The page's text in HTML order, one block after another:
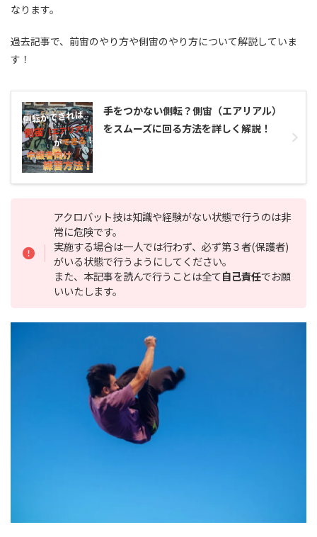
なります。
過去記事で、前宙のやり方や側宙のやり方について解説していま
す！
手をつかない側転？側宙（エアリアル）
をスムーズに回る方法を詳しく解説！
アクロバット技は知識や経験がない状態で行うのは非
常に危険です。
実施する場合は一人では行わず、必ず第３者(保護者)
がいる状態で行うようにしてください。
また、本記事を読んで行うことは全て自己責任でお願
いいたします。